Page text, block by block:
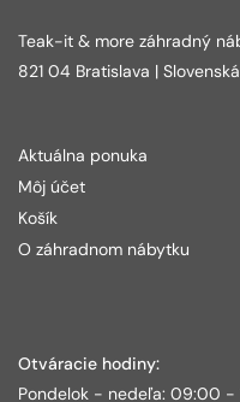
Teak-it & more záhradný
821 04 Bratislava |
Aktuálna ponuka
Môj účet
Košík
O záhradnom nábytku
Otváracie hodiny:
Pondelok - nedeľa: 09:00 -